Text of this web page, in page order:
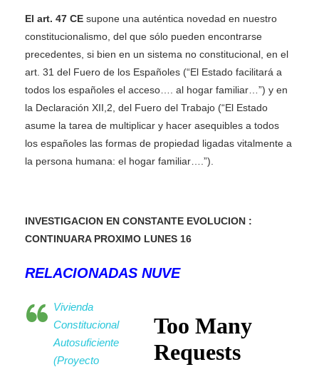
El art. 47 CE supone una auténtica novedad en nuestro
constitucionalismo, del que sólo pueden encontrarse
precedentes, si bien en un sistema no constitucional, en el
art. 31 del Fuero de los Españoles (“El Estado facilitará a
todos los españoles el acceso…. al hogar familiar…”) y en
la Declaración XII,2, del Fuero del Trabajo (“El Estado
asume la tarea de multiplicar y hacer asequibles a todos
los españoles las formas de propiedad ligadas vitalmente a
la persona humana: el hogar familiar….”).
INVESTIGACION EN CONSTANTE EVOLUCION :
CONTINUARA PROXIMO LUNES 16
RELACIONADAS NUVE
Vivienda
Constitucional
Autosuficiente
(Proyecto